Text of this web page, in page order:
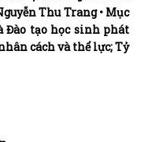
Thu Trang • Mục
Đào tạo học sinh phát
cách và thể lực; Tỷ